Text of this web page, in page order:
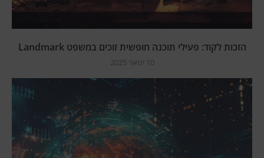
הזכות לקוד: פעילי תוכנה חופשית זוכים במשפט Landmark
10 ינואר 2025